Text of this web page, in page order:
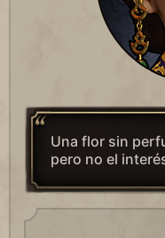
Una flor sin
pero no el